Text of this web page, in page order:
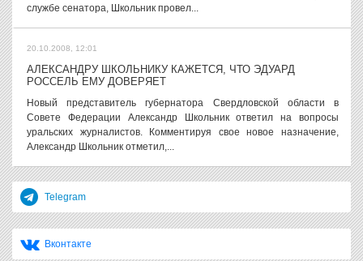
службе сенатора, Школьник провел...
20.10.2008, 12:01
АЛЕКСАНДРУ ШКОЛЬНИКУ КАЖЕТСЯ, ЧТО ЭДУАРД
РОССЕЛЬ ЕМУ ДОВЕРЯЕТ
Новый представитель губернатора Свердловской области в
Совете Федерации Александр Школьник ответил на вопросы
уральских журналистов. Комментируя свое новое назначение,
Александр Школьник отметил,...
Telegram
Вконтакте